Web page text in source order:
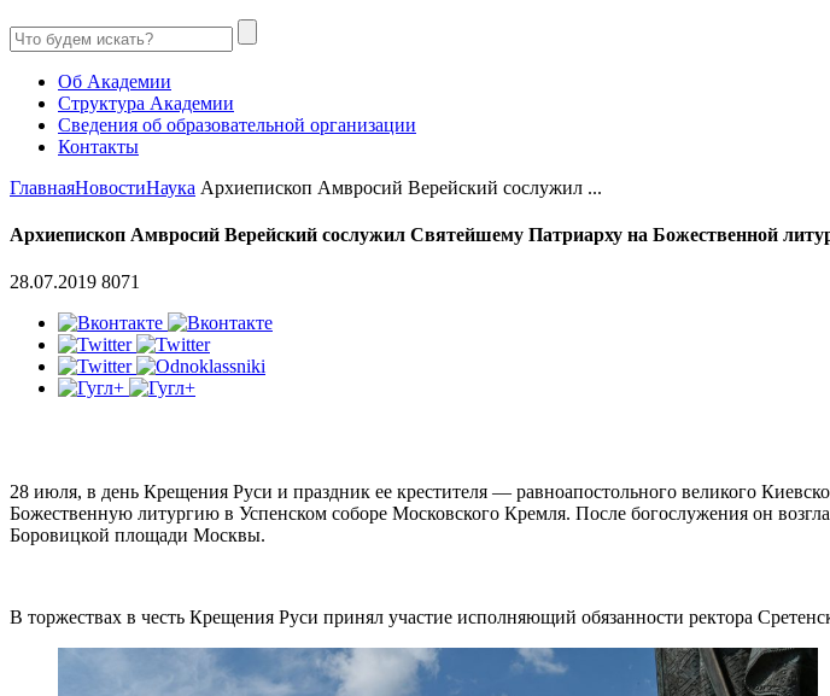
Об Академии
Структура Академии
Сведения об образовательной организации
Контакты
ГлавнаяНовостиНаука Архиепископ Амвросий Верейский сослужил ...
Архиепископ Амвросий Верейский сослужил Святейшему Патриарху на Божественной
28.07.2019 8071
28 июля, в день Крещения Руси и праздник ее крестителя — равноапостольного великого
Божественную литургию в Успенском соборе Московского Кремля. После богослужения он
Боровицкой площади Москвы.
В торжествах в честь Крещения Руси принял участие исполняющий обязанности ректора